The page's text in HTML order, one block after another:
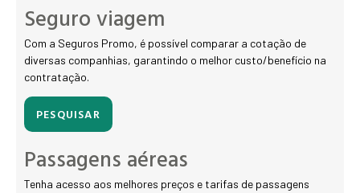
Seguro viagem
Com a Seguros Promo, é possível comparar a cotação de
diversas companhias, garantindo o melhor custo/benefício na
contratação.
PESQUISAR
Passagens aéreas
Tenha acesso aos melhores preços e tarifas de passagens